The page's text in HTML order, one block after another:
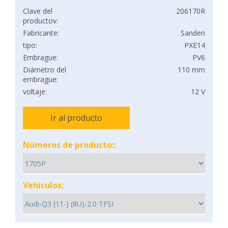
Clave del
productov:
206170R
Fabricante:
Sanden
tipo:
PXE14
Embrague:
PV6
Diámetro del
embrague:
110 mm
voltaje: 12 V
Ir al producto
Números de producto::
Vehículos: